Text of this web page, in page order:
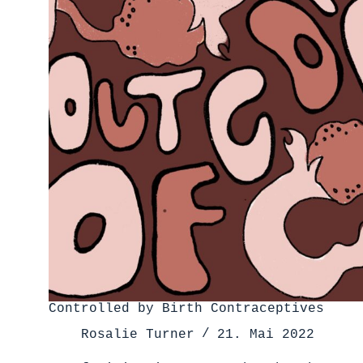
Controlled by Birth Contraceptives
Rosalie Turner
21. Mai 2022